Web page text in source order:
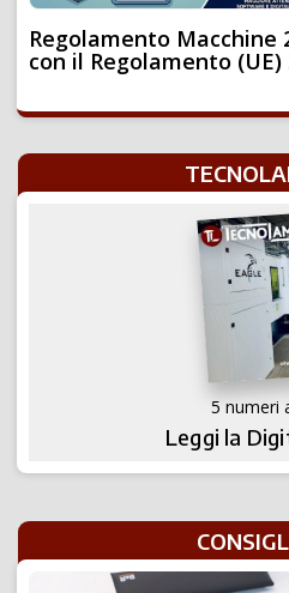
Regolamento Macchine
con il Regolamento (UE)
5 numeri
Leggi la